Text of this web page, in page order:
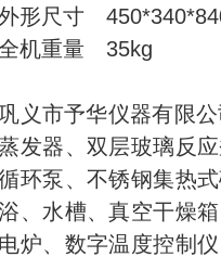
形尺寸
机重量
35kg
义市予华仪器有限
发器、双层玻璃反
环泵、不锈钢集热
、水槽、真空干燥
电炉、数字温度控制